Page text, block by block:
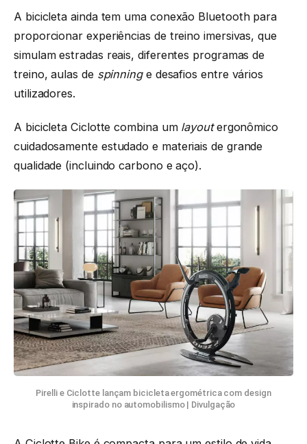
A bicicleta ainda tem uma conexão Bluetooth para
proporcionar experiências de treino imersivas, que
simulam estradas reais, diferentes programas de
treino, aulas de spinninge desafios entre vários
utilizadores.
A bicicleta Ciclotte combina um layoutergonômico
cuidadosamente estudado e materiais de grande
qualidade (incluindo carbono e aço).
Pirelli e Ciclotte lançam bicicleta ergométrica com design
inspirado no automobilismo | Divulgação